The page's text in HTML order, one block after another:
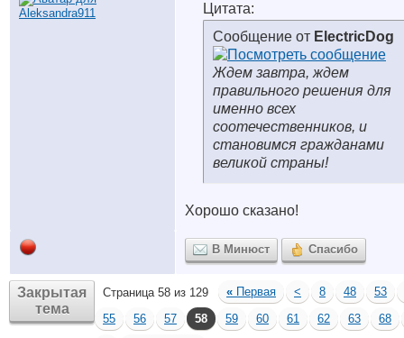
Цитата:
Сообщение от ElectricDog
Ждем завтра, ждем
правильного решения для
именно всех
соотечественников, и
становимся гражданами
великой страны!
Хорошо сказано!
В Минюст Спасибо
Закрытая
тема
Страница 58 из 129 « Первая < 8 48
53
55
56 57 58 59 60 61 62 63
68